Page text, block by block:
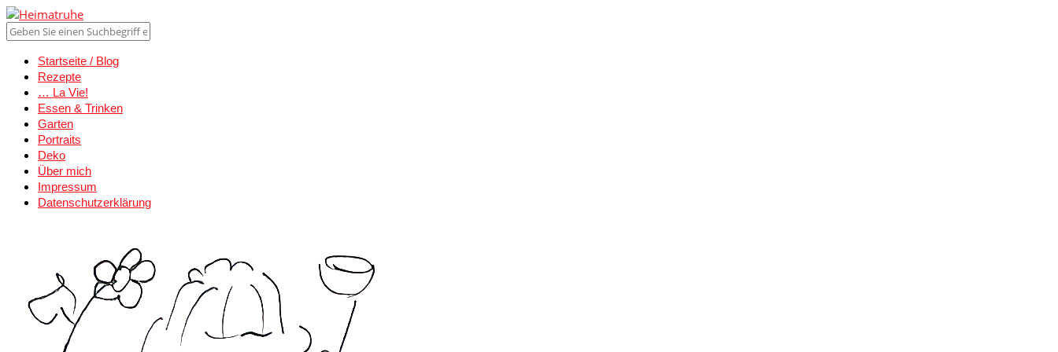
Startseite / Blog
Rezepte
… La Vie!
Essen & Trinken
Garten
Portraits
Deko
Über mich
Impressum
Datenschutzerklärung